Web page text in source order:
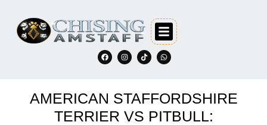
AMERICAN STAFFORDSHIRE
TERRIER VS PITBULL: